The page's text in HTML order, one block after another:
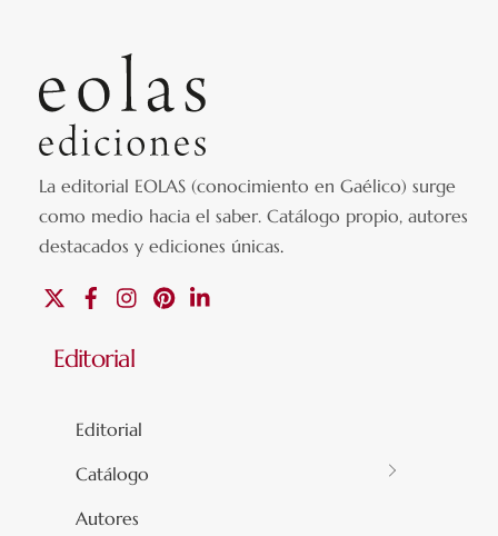
La editorial EOLAS (conocimiento en Gaélico) surge
como medio hacia el saber.Catálogo propio, autores
destacados y ediciones únicas.
FacebookInstagramPinterest
Editorial
Editorial
Catálogo
Autores